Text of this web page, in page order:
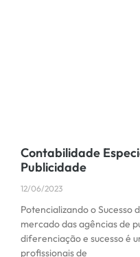
Contabilidade
Publicidade
12/06/2023
Potencializando o Sucesso
mercado das agências de
diferenciação e sucesso é
profissionais de